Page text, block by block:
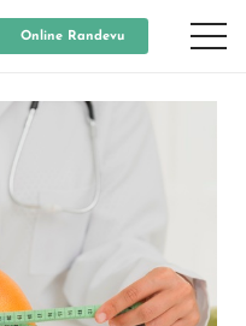
Online Randevu